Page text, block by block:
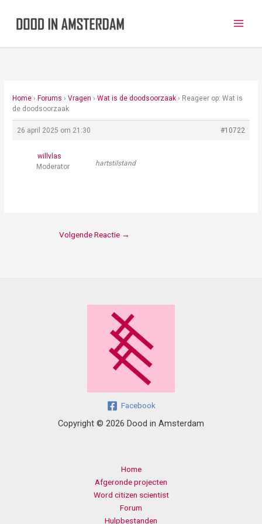
Home › Forums › Vragen › Wat is de doodsoorzaak › Reageer op: Wat is
de doodsoorzaak
26 april 2025 om 21:30 #10722
willvlas
Moderator
hartstilstand
Volgende Reactie →
Facebook
Copyright © 2026 Dood in Amsterdam
Home
Afgeronde projecten
Word citizen scientist
Forum
Hulpbestanden